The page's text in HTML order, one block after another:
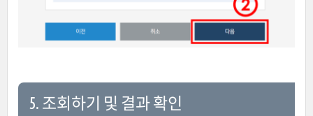
5. 조회하기 및 결과 확인